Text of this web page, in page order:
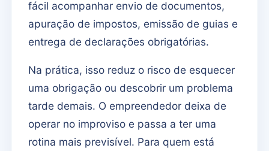
fácil acompanhar envio de documentos,
apuração de impostos, emissão de guias e
entrega de declarações obrigatórias.
Na prática, isso reduz o risco de esquecer
uma obrigação ou descobrir um problema
tarde demais. O empreendedor deixa de
operar no improviso e passa a ter uma
rotina mais previsível. Para quem está